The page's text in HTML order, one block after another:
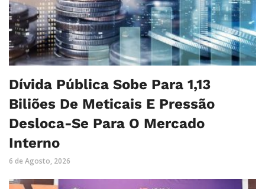
Dívida Pública Sobe Para 1,13
Biliões De Meticais E Pressão
Desloca-Se Para O Mercado
Interno
6 de Agosto, 2026